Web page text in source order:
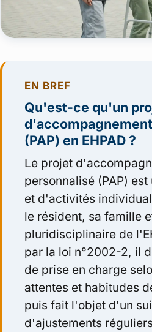
EN BREF
Qu'est-ce qu'un
(PAP) en EHPAD ?
Le projet
personnalisé (PAP)
et d'activités
le résident, sa famille
pluridisciplinaire de
par la loi n°2002-2, il
de prise en charge
attentes et habitudes
puis fait l'objet d'un
d'ajustements